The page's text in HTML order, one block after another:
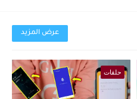
عرض المزيد
حلقات